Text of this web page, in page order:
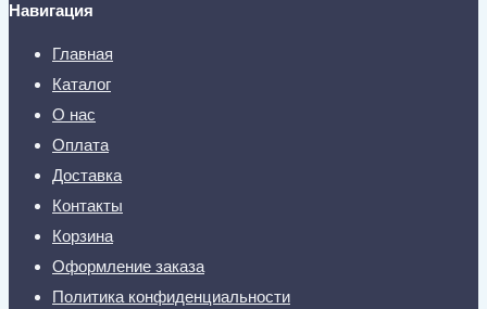
Навигация
Главная
Каталог
О нас
Оплата
Доставка
Контакты
Корзина
Оформление заказа
Политика конфиденциальности